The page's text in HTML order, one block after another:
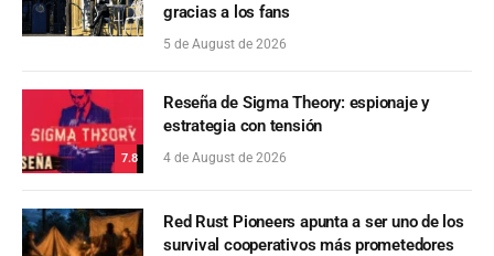
gracias a los fans
5 de August de 2026
7.8
Reseña de Sigma Theory: espionaje y
estrategia con tensión
4 de August de 2026
Red Rust Pioneers apunta a ser uno de los
survival cooperativos más prometedores